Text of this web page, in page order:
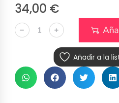
34,00 €
﹣ ﹢
Añadir a la